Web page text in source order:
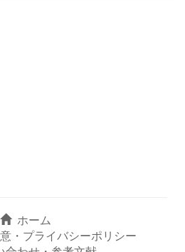
ホーム
・プライバシーポリシー